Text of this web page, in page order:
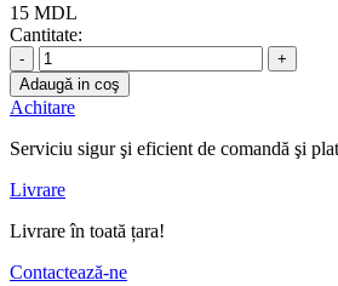
15 MDL
Cantitate:
-
+
Adaugă in coş
Achitare
Serviciu sigur şi eficient de comandă şi
Livrare
Livrare în toată țara!
Contactează-ne